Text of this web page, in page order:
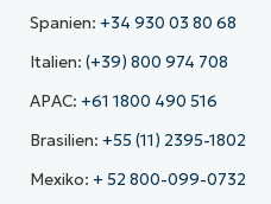
Spanien: +34 930 03 80 68
Italien: (+39) 800 974 708
APAC: +61 1800 490 516
Brasilien: +55 (11) 2395-1802
Mexiko: + 52 800-099-0732